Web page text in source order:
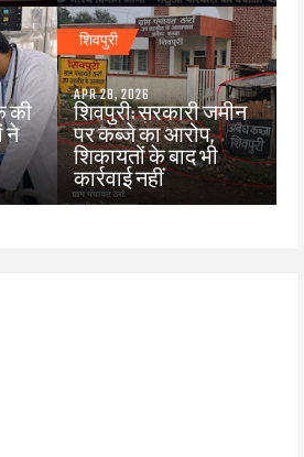
की
ने
शिवपुरी
APR 28, 2026
शिवपुरी: सरकारी जमीन
पर कब्जे का आरोप,
शिकायतों के बाद भी
कार्रवाई नहीं